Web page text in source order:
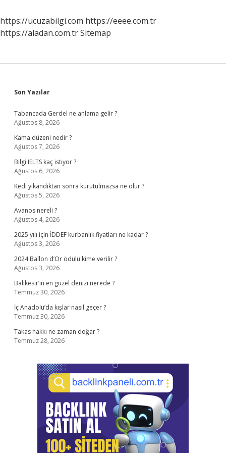
https://ucuzabilgi.com https://eeee.com.tr
https://aladan.com.trSitemap
Sidebar
Son Yazılar
Tabancada Gerdel ne anlama gelir ?
Ağustos 8, 2026
Kama düzeni nedir ?
Ağustos 7, 2026
Bilgi IELTS kaç istiyor ?
Ağustos 6, 2026
Kedi yıkandıktan sonra kurutulmazsa ne olur ?
Ağustos 5, 2026
Avanos nereli ?
Ağustos 4, 2026
2025 yılı için İDDEF kurbanlık fiyatları ne kadar ?
Ağustos 3, 2026
2024 Ballon d’Or ödülü kime verilir ?
Ağustos 3, 2026
Balıkesir’in en güzel denizi nerede ?
Temmuz 30, 2026
İç Anadolu’da kışlar nasıl geçer ?
Temmuz 30, 2026
Takas hakkı ne zaman doğar ?
Temmuz 28, 2026